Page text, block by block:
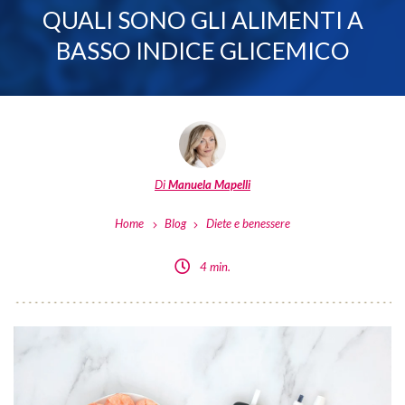
QUALI SONO GLI ALIMENTI A
BASSO INDICE GLICEMICO
DiManuela Mapelli
Home Blog Diete e benessere
4 min.